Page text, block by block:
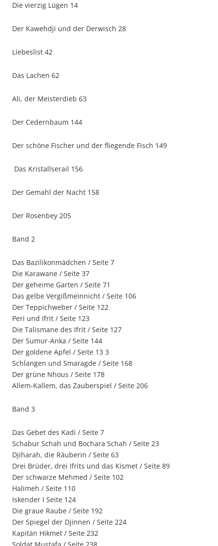
Die vierzig Lügen 14
Der Kawehdji und der Derwisch 28
Liebeslist 42
Das Lachen 62
Ali, der Meisterdieb 63
Der Cedernbaum 144
Der schöne Fischer und der fliegende Fisch 149
Das Kristallserail 156
Der Gemahl der Nacht 158
Der Rosenbey 205
Band 2
Das Bazilikonmädchen / Seite 7
Die Karawane / Seite 37
Der geheime Garten / Seite 71
Das gelbe Vergißmeinnicht / Seite 106
Der Teppichweber / Seite 122
Peri und Ifrit / Seite 123
Die Talismane des Ifrit / Seite 127
Der Sumur-Anka / Seite 144
Der goldene Apfel / Seite 13 3
Schlangen und Smaragde / Seite 168
Der grüne Nhous / Seite 178
Allem-Kallem, das Zauberspiel / Seite 206
Band 3
Das Gebet des Kadi / Seite 7
Schabur Schah und Bochara Schah / Seite 23
Djiharah, die Räuberin / Seite 63
Drei Brüder, drei Ifrits und das Kismet / Seite 89
Der schwarze Mehmed / Seite 102
Halimeh / Seite 110
Iskender I Seite 124
Die graue Raube / Seite 192
Der Spiegel der Djinnen / Seite 224
Kapitän Hikmet / Seite 232